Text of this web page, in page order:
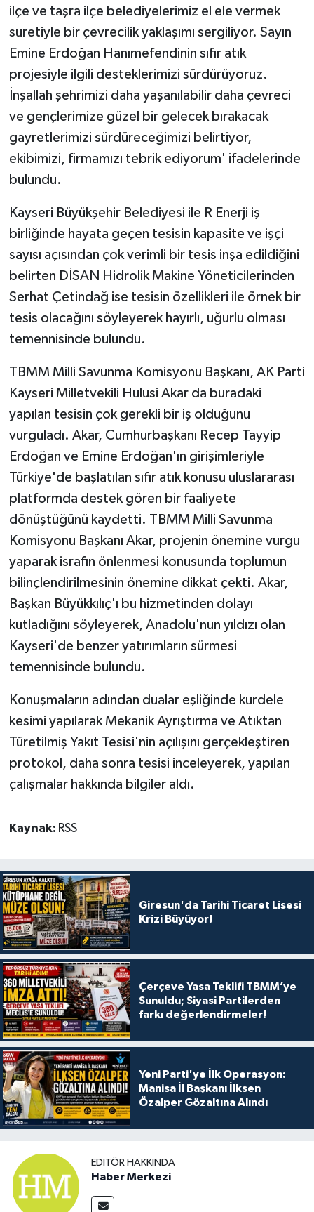
ilçe ve taşra ilçe belediyelerimiz el ele vermek
suretiyle bir çevrecilik yaklaşımı sergiliyor. Sayın
Emine Erdoğan Hanımefendinin sıfır atık
projesiyle ilgili desteklerimizi sürdürüyoruz.
İnşallah şehrimizi daha yaşanılabilir daha çevreci
ve gençlerimize güzel bir gelecek bırakacak
gayretlerimizi sürdüreceğimizi belirtiyor,
ekibimizi, firmamızı tebrik ediyorum' ifadelerinde
bulundu.
Kayseri Büyükşehir Belediyesi ile R Enerji iş
birliğinde hayata geçen tesisin kapasite ve işçi
sayısı açısından çok verimli bir tesis inşa edildiğini
belirten DİSAN Hidrolik Makine Yöneticilerinden
Serhat Çetindağ ise tesisin özellikleri ile örnek bir
tesis olacağını söyleyerek hayırlı, uğurlu olması
temennisinde bulundu.
TBMM Milli Savunma Komisyonu Başkanı, AK Parti
Kayseri Milletvekili Hulusi Akar da buradaki
yapılan tesisin çok gerekli bir iş olduğunu
vurguladı. Akar, Cumhurbaşkanı Recep Tayyip
Erdoğan ve Emine Erdoğan'ın girişimleriyle
Türkiye'de başlatılan sıfır atık konusu uluslararası
platformda destek gören bir faaliyete
dönüştüğünü kaydetti. TBMM Milli Savunma
Komisyonu Başkanı Akar, projenin önemine vurgu
yaparak israfın önlenmesi konusunda toplumun
bilinçlendirilmesinin önemine dikkat çekti. Akar,
Başkan Büyükkılıç'ı bu hizmetinden dolayı
kutladığını söyleyerek, Anadolu'nun yıldızı olan
Kayseri'de benzer yatırımların sürmesi
temennisinde bulundu.
Konuşmaların adından dualar eşliğinde kurdele
kesimi yapılarak Mekanik Ayrıştırma ve Atıktan
Türetilmiş Yakıt Tesisi'nin açılışını gerçekleştiren
protokol, daha sonra tesisi inceleyerek, yapılan
çalışmalar hakkında bilgiler aldı.
Kaynak: RSS
Giresun'da Tarihi Ticaret Lisesi
Krizi Büyüyor!
Çerçeve Yasa Teklifi TBMM’ye
Sunuldu; Siyasi Partilerden
farkı değerlendirmeler!
Yeni Parti'ye İlk Operasyon:
Manisa İl Başkanı İlksen
Özalper Gözaltına Alındı
EDITÖR HAKKINDA
Haber Merkezi